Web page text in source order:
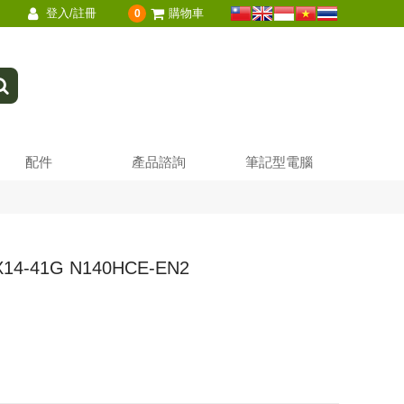
登入/註冊 0 購物車
配件 產品諮詢 筆記型電腦
41G N140HCE-EN2